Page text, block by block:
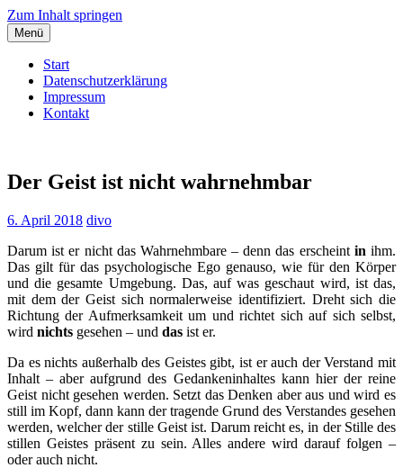
Zum Inhalt springen
Menü
Start
Datenschutzerklärung
Impressum
Kontakt
Dieter Vollmuth
Dem Leben lauschen…
Der Geist ist nicht wahrnehmbar
6. April 2018 divo
Darum ist er nicht das Wahrnehmbare – denn das erscheint in ihm.
Das gilt für das psychologische Ego genauso, wie für den Körper
und die gesamte Umgebung. Das, auf was geschaut wird, ist das,
mit dem der Geist sich normalerweise identifiziert. Dreht sich die
Richtung der Aufmerksamkeit um und richtet sich auf sich selbst,
wird nichts gesehen – und das ist er.
Da es nichts außerhalb des Geistes gibt, ist er auch der Verstand mit
Inhalt – aber aufgrund des Gedankeninhaltes kann hier der reine
Geist nicht gesehen werden. Setzt das Denken aber aus und wird es
still im Kopf, dann kann der tragende Grund des Verstandes gesehen
werden, welcher der stille Geist ist. Darum reicht es, in der Stille des
stillen Geistes präsent zu sein. Alles andere wird darauf folgen –
oder auch nicht.